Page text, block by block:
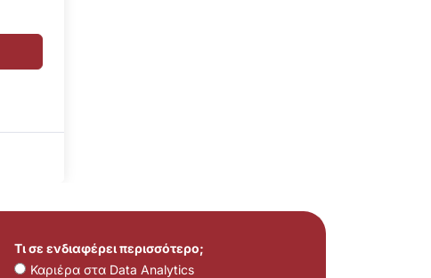
Τι σε ενδιαφέρει περισσότερο;
Καριέρα στα Data Analytics